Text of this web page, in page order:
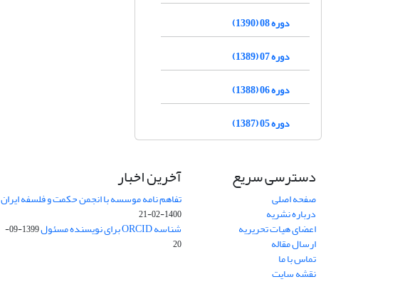
دوره 08 (1390)
دوره 07 (1389)
دوره 06 (1388)
دوره 05 (1387)
دسترسی سریع
صفحه اصلی
درباره نشریه
اعضای هیات تحریریه
ارسال مقاله
تماس با ما
نقشه سایت
آخرین اخبار
تفاهم نامه موسسه با انجمن حکمت و فلسفه ایران
1400-02-21
شناسه ORCID برای نویسنده مسئول
1399-09-
20